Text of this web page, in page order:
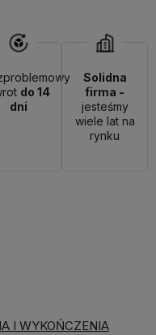
do 14
dni
Solidna
firma -
jesteśmy
wiele lat na
rynku
I WYKOŃCZENIA